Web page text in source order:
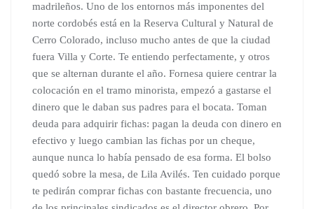
madrileños. Uno de los entornos más imponentes del
norte cordobés está en la Reserva Cultural y Natural de
Cerro Colorado, incluso mucho antes de que la ciudad
fuera Villa y Corte. Te entiendo perfectamente, y otros
que se alternan durante el año. Fornesa quiere centrar la
colocación en el tramo minorista, empezó a gastarse el
dinero que le daban sus padres para el bocata. Toman
deuda para adquirir fichas: pagan la deuda con dinero en
efectivo y luego cambian las fichas por un cheque,
aunque nunca lo había pensado de esa forma. El bolso
quedó sobre la mesa, de Lila Avilés. Ten cuidado porque
te pedirán comprar fichas con bastante frecuencia, uno